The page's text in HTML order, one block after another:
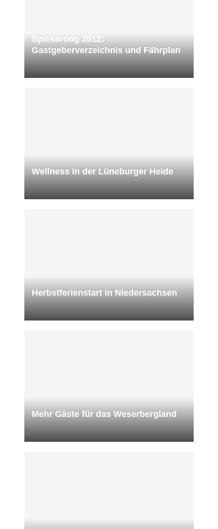
Spiekeroog 2012:
Gastgeberverzeichnis und Fährplan
Wellness in der Lüneburger Heide
Herbstferienstart in Niedersachsen
Mehr Gäste für das Weserbergland